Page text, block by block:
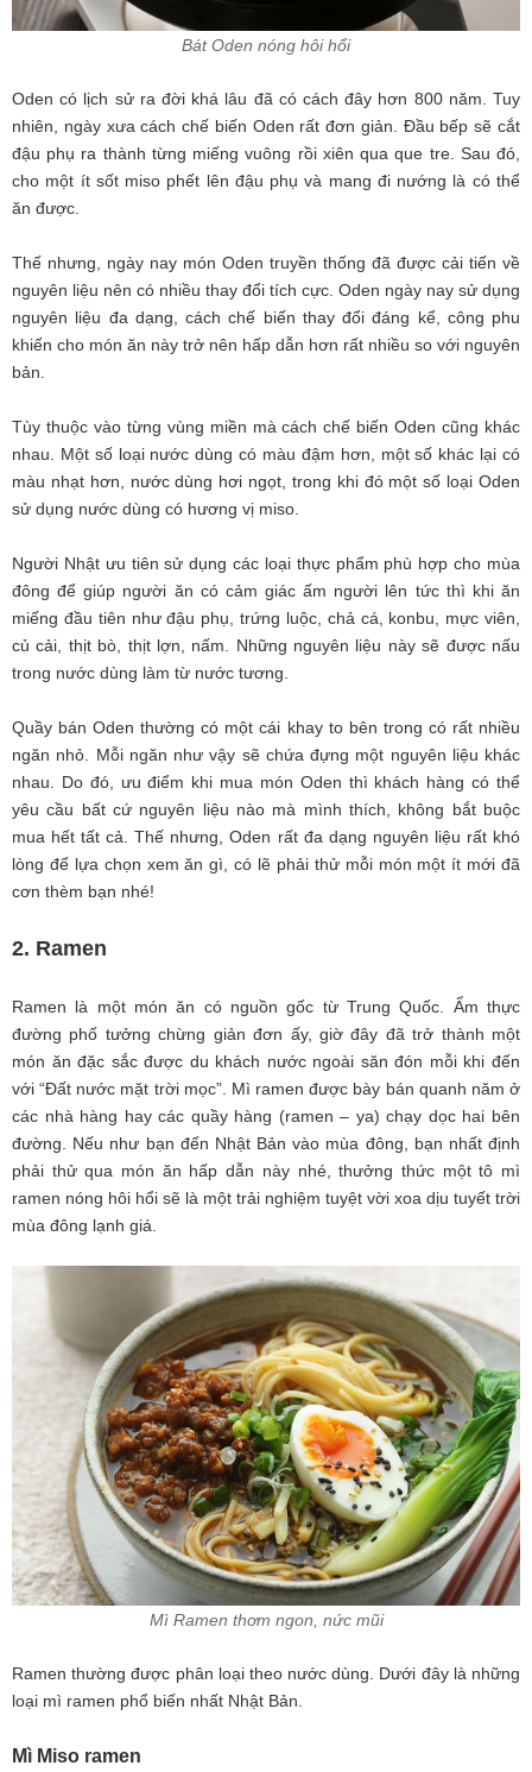
Bát Oden nóng hôi hổi
Oden có lịch sử ra đời khá lâu đã có cách đây hơn 800 năm. Tuy
nhiên, ngày xưa cách chế biến Oden rất đơn giản. Đầu bếp sẽ cắt
đậu phụ ra thành từng miếng vuông rồi xiên qua que tre. Sau đó,
cho một ít sốt miso phết lên đậu phụ và mang đi nướng là có thể
ăn được.
Thế nhưng, ngày nay món Oden truyền thống đã được cải tiến về
nguyên liệu nên có nhiều thay đổi tích cực. Oden ngày nay sử dụng
nguyên liệu đa dạng, cách chế biến thay đổi đáng kể, công phu
khiến cho món ăn này trở nên hấp dẫn hơn rất nhiều so với nguyên
bản.
Tùy thuộc vào từng vùng miền mà cách chế biến Oden cũng khác
nhau. Một số loại nước dùng có màu đậm hơn, một số khác lại có
màu nhạt hơn, nước dùng hơi ngọt, trong khi đó một số loại Oden
sử dụng nước dùng có hương vị miso.
Người Nhật ưu tiên sử dụng các loại thực phẩm phù hợp cho mùa
đông để giúp người ăn có cảm giác ấm người lên tức thì khi ăn
miếng đầu tiên như đậu phụ, trứng luộc, chả cá, konbu, mực viên,
củ cải, thịt bò, thịt lợn, nấm. Những nguyên liệu này sẽ được nấu
trong nước dùng làm từ nước tương.
Quầy bán Oden thường có một cái khay to bên trong có rất nhiều
ngăn nhỏ. Mỗi ngăn như vậy sẽ chứa đựng một nguyên liệu khác
nhau. Do đó, ưu điểm khi mua món Oden thì khách hàng có thể
yêu cầu bất cứ nguyên liệu nào mà mình thích, không bắt buộc
mua hết tất cả. Thế nhưng, Oden rất đa dạng nguyên liệu rất khó
lòng để lựa chọn xem ăn gì, có lẽ phải thử mỗi món một ít mới đã
cơn thèm bạn nhé!
2. Ramen
Ramen là một món ăn có nguồn gốc từ Trung Quốc. Ẩm thực
đường phố tưởng chừng giản đơn ấy, giờ đây đã trở thành một
món ăn đặc sắc được du khách nước ngoài săn đón mỗi khi đến
với “Đất nước mặt trời mọc”. Mì ramen được bày bán quanh năm ở
các nhà hàng hay các quầy hàng (ramen – ya) chạy dọc hai bên
đường. Nếu như bạn đến Nhật Bản vào mùa đông, bạn nhất định
phải thử qua món ăn hấp dẫn này nhé, thưởng thức một tô mì
ramen nóng hôi hổi sẽ là một trải nghiệm tuyệt vời xoa dịu tuyết trời
mùa đông lạnh giá.
Mì Ramen thơm ngon, nức mũi
Ramen thường được phân loại theo nước dùng. Dưới đây là những
loại mì ramen phổ biến nhất Nhật Bản.
Mì Miso ramen